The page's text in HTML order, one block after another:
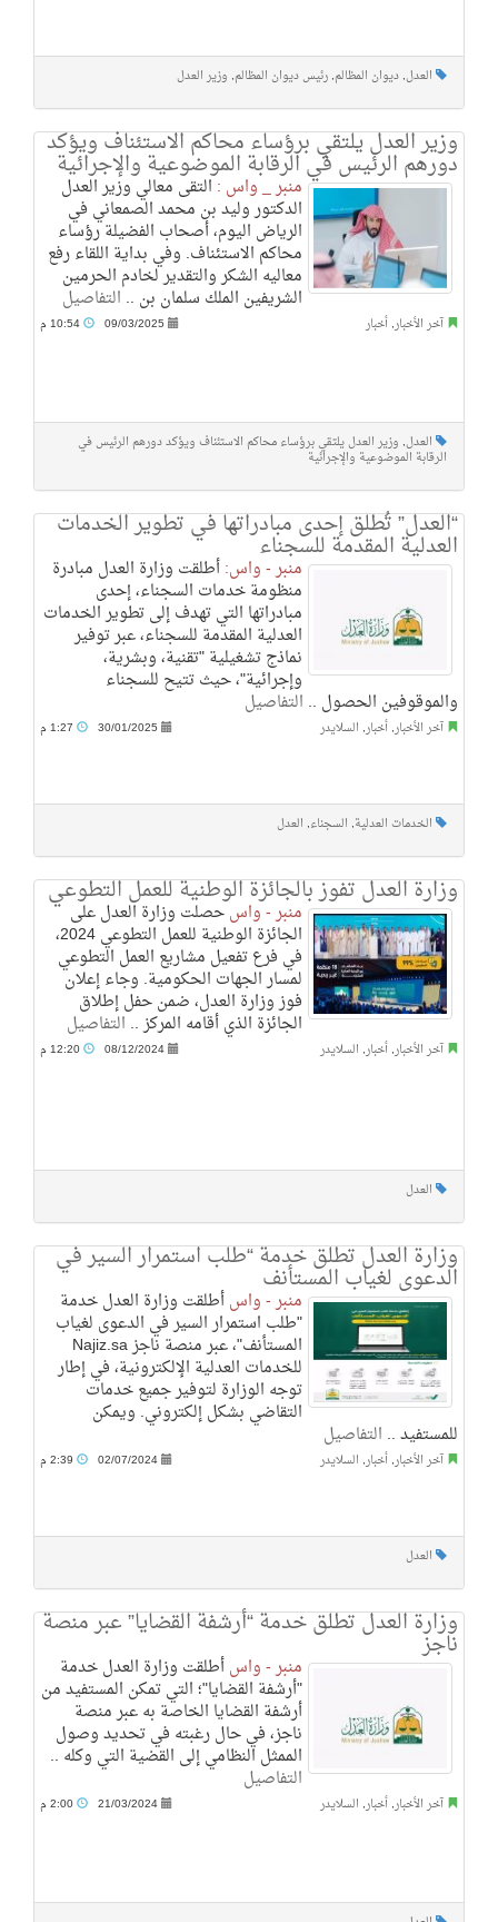
العدل, ديوان المظالم, رئيس ديوان المظالم, وزير العدل
وزير العدل يلتقي برؤساء محاكم الاستئناف ويؤكد
دورهم الرئيس في الرقابة الموضوعية والإجرائية
منبر _ واس : التقى معالي وزير العدل
الدكتور وليد بن محمد الصمعاني في
الرياض اليوم، أصحاب الفضيلة رؤساء
محاكم الاستئناف. وفي بداية اللقاء رفع
معاليه الشكر والتقدير لخادم الحرمين
الشريفين الملك سلمان بن .. التفاصيل
آخر الأخبار, أخبار 09/03/2025
العدل, وزير العدل يلتقي برؤساء محاكم الاستئناف ويؤكد دورهم الرئيس في
الرقابة الموضوعية والإجرائية
“العدل” تُطلق إحدى مبادراتها في تطوير الخدمات
العدلية المقدمة للسجناء
منبر - واس:أطلقت وزارة العدل مبادرة
منظومة خدمات السجناء، إحدى
مبادراتها التي تهدف إلى تطوير الخدمات
العدلية المقدمة للسجناء، عبر توفير
نماذج تشغيلية "تقنية، وبشرية،
وإجرائية"، حيث تتيح للسجناء
والموقوفين الحصول .. التفاصيل
آخر الأخبار, أخبار, السلايدر 30/01/2025
الخدمات العدلية, السجناء, العدل
وزارة العدل تفوز بالجائزة الوطنية للعمل التطوعي
منبر - واسحصلت وزارة العدل على
الجائزة الوطنية للعمل التطوعي 2024،
في فرع تفعيل مشاريع العمل التطوعي
لمسار الجهات الحكومية. وجاء إعلان
فوز وزارة العدل، ضمن حفل إطلاق
الجائزة الذي أقامه المركز .. التفاصيل
آخر الأخبار, أخبار, السلايدر 08/12/2024
العدل
وزارة العدل تطلق خدمة “طلب استمرار السير في
الدعوى لغياب المستأنف
منبر - واسأطلقت وزارة العدل خدمة
"طلب استمرار السير في الدعوى لغياب
المستأنف"، عبر منصة ناجز Najiz.sa
للخدمات العدلية الإلكترونية، في إطار
توجه الوزارة لتوفير جميع خدمات
التقاضي بشكل إلكتروني. ويمكن
للمستفيد .. التفاصيل
آخر الأخبار, أخبار, السلايدر 02/07/2024
العدل
وزارة العدل تطلق خدمة “أرشفة القضايا” عبر منصة
ناجز
منبر - واسأطلقت وزارة العدل خدمة
"أرشفة القضايا"؛ التي تمكن المستفيد من
أرشفة القضايا الخاصة به عبر منصة
ناجز، في حال رغبته في تحديد وصول
الممثل النظامي إلى القضية التي وكله ..
التفاصيل
آخر الأخبار, أخبار, السلايدر 21/03/2024